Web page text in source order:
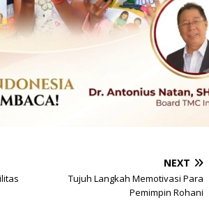
NEXT
Tujuh Langkah Memotivasi Para
Pemimpin Rohani